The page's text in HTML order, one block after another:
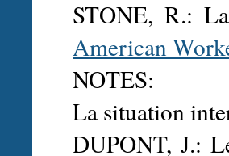
STONE, R.:
American
NOTES:
La situation
DUPONT, J.: